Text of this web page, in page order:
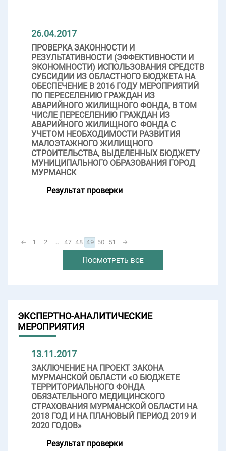
26.04.2017
ПРОВЕРКА ЗАКОННОСТИ И
РЕЗУЛЬТАТИВНОСТИ (ЭФФЕКТИВНОСТИ И
ЭКОНОМНОСТИ) ИСПОЛЬЗОВАНИЯ СРЕДСТВ
СУБСИДИИ ИЗ ОБЛАСТНОГО БЮДЖЕТА НА
ОБЕСПЕЧЕНИЕ В 2016 ГОДУ МЕРОПРИЯТИЙ
ПО ПЕРЕСЕЛЕНИЮ ГРАЖДАН ИЗ
АВАРИЙНОГО ЖИЛИЩНОГО ФОНДА, В ТОМ
ЧИСЛЕ ПЕРЕСЕЛЕНИЮ ГРАЖДАН ИЗ
АВАРИЙНОГО ЖИЛИЩНОГО ФОНДА С
УЧЕТОМ НЕОБХОДИМОСТИ РАЗВИТИЯ
МАЛОЭТАЖНОГО ЖИЛИЩНОГО
СТРОИТЕЛЬСТВА, ВЫДЕЛЕННЫХ БЮДЖЕТУ
МУНИЦИПАЛЬНОГО ОБРАЗОВАНИЯ ГОРОД
МУРМАНСК
Результат проверки
← 1 2 ... 47 48 49 50 51 →
Посмотреть все
ЭКСПЕРТНО-АНАЛИТИЧЕСКИЕ
МЕРОПРИЯТИЯ
13.11.2017
ЗАКЛЮЧЕНИЕ НА ПРОЕКТ ЗАКОНА
МУРМАНСКОЙ ОБЛАСТИ «О БЮДЖЕТЕ
ТЕРРИТОРИАЛЬНОГО ФОНДА
ОБЯЗАТЕЛЬНОГО МЕДИЦИНСКОГО
СТРАХОВАНИЯ МУРМАНСКОЙ ОБЛАСТИ НА
2018 ГОД И НА ПЛАНОВЫЙ ПЕРИОД 2019 И
2020 ГОДОВ»
Результат проверки